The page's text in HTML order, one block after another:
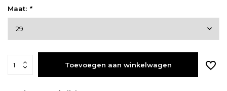
Maat: *
Toevoegen aan winkelwagen